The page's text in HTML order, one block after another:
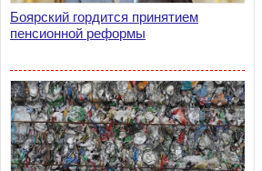
Боярский гордится принятием
пенсионной реформы